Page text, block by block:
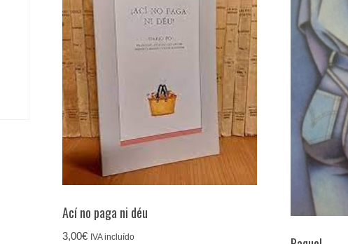
Ací no paga ni déu
3,00€ IVA incluído